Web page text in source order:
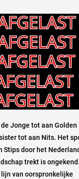
Jonge tot aan Golden
tot aan Nits. Het
Stips door het
trekt is
van oorspronkelijke